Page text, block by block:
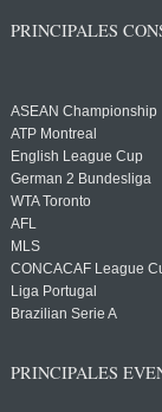
PRINCIPALES
ASEAN Championship
ATP Montreal
English League Cup
German 2 Bundesliga
WTA Toronto
AFL
MLS
CONCACAF League
Liga Portugal
Brazilian Serie A
PRINCIPALES